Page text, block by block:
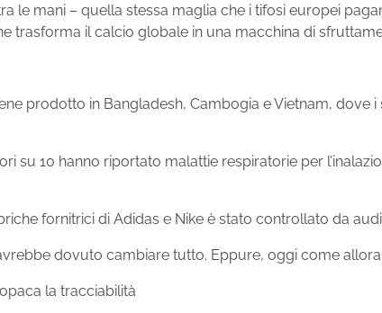
le mani – quella stessa maglia che i tifosi europei
trasforma il calcio globale in una macchina di
prodotto in Bangladesh, Cambogia e Vietnam, dove
su 10 hanno riportato malattie respiratorie per
fornitrici di Adidas e Nike è stato controllato da
dovuto cambiare tutto. Eppure, oggi come
la tracciabilità